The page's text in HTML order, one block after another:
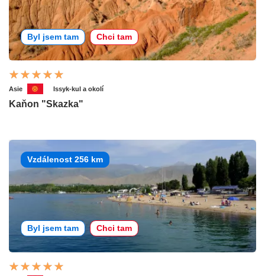
Byl jsem tam Chci tam
Asie Issyk-kul a okolí
Kaňon "Skazka"
Vzdálenost 256 km
Byl jsem tam Chci tam